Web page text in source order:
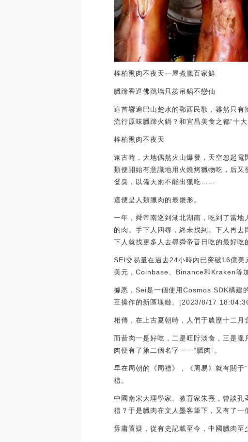
梓柏熏肉不夜天一屋煮臘百家鮮
臘蹄香逗佛跳墻只羨吊鍋不戀仙
這首響遍巴山楚水的鄂西民歌，雖然只
流行原味臘蹄火鍋？和宜昌美食之都“十
梓柏熏肉不夜天
遠古時，大地偶然火山爆發，天空忽起
類便開始有意識地用火燒烤獵物吃，后
發臭，以備天雨不能出獵吃……
這便是人類臘肉的最雛形。
一年，舜帝南巡到湖北湖南，吃到了當
的肉。手下人四尋，終未找到。下人再
下人就找更多人去尋舜帝昔日吃的最好吃
SEI交易量在過去24小時內已突破16億
美元，Coinbase、Binance和Kraken等
據悉，Sei是一個使用Cosmos SDK構建
互操作的新區塊鏈。[2023/8/17
相傳，在上古夏朝時，人們于農歷十二月
而昔肉一是好吃，二是旺貯淡食，三是
肉便有了第二個名字一一“臘肉”。
早在周朝的《周禮》，《周易》就有關于
禮。
中國南宋大理學家、教育家朱熹，曾談
禮？于是臘肉在文人墨客筆下，又有了一
毋庸置疑，從有史記載至今，中國臘肉至